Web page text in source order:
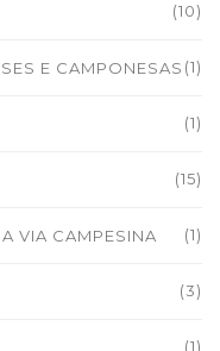
(10)
E CAMPONESAS (1)
(1)
(15)
VIA CAMPESINA (1)
(3)
(1)